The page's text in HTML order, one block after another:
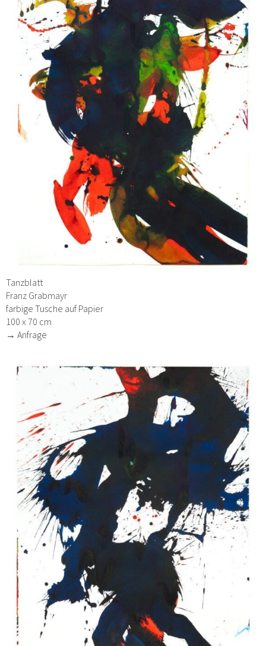
Tanzblatt
Franz Grabmayr
farbige Tusche auf Papier
100 x 70 cm
→ Anfrage